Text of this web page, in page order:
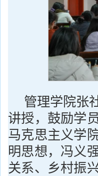
管理学院张
讲授，鼓励学
马克思主义学
明思想，冯义
关系、乡村振